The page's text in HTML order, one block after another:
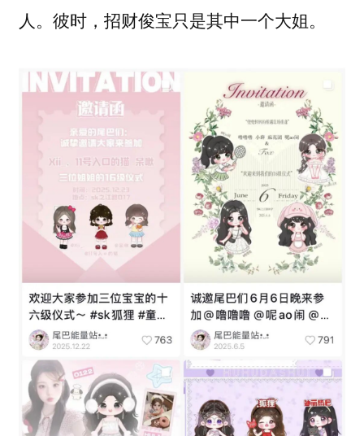
人。彼时，招财俊宝只是其中一个大姐。